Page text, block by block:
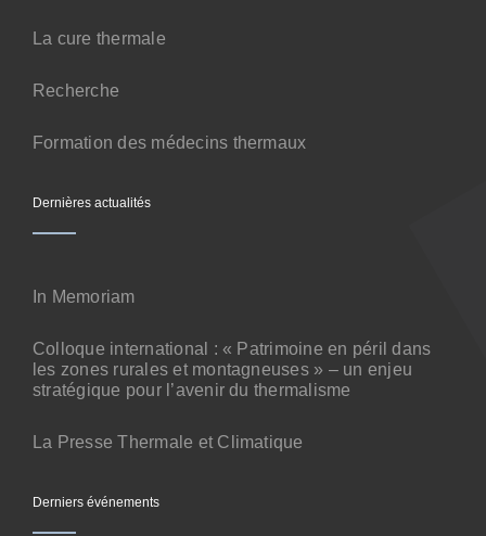
La cure thermale
Recherche
Formation des médecins thermaux
Dernières actualités
In Memoriam
Colloque international : « Patrimoine en péril dans
les zones rurales et montagneuses » – un enjeu
stratégique pour l’avenir du thermalisme
La Presse Thermale et Climatique
Derniers événements